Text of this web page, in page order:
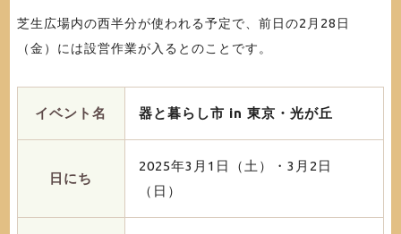
芝生広場内の西半分が使われる予定で、前日の2月28日
（金）には設営作業が入るとのことです。
イベント名 器と暮らし市 in 東京・光が丘
日にち
2025年3月1日（土）・3月2日
（日）